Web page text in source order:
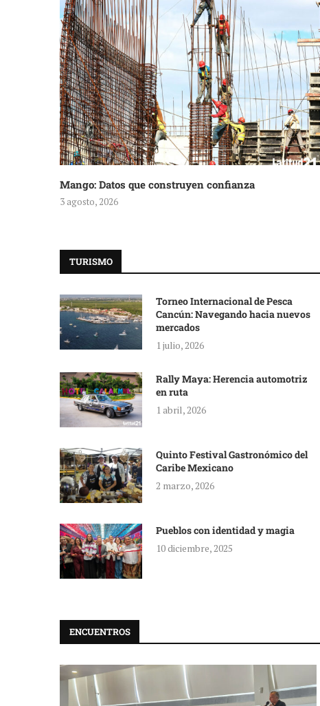
Mango: Datos que construyen confianza
3 agosto, 2026
TURISMO
Torneo Internacional de Pesca
Cancún: Navegando hacia nuevos
mercados
1 julio, 2026
Rally Maya: Herencia automotriz
en ruta
1 abril, 2026
Quinto Festival Gastronómico del
Caribe Mexicano
2 marzo, 2026
Pueblos con identidad y magia
10 diciembre, 2025
ENCUENTROS